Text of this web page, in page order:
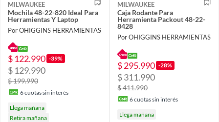
MILWAUKEE
Mochila 48-22-820 Ideal Para
Herramientas Y Laptop
Por OHIGGINS HERRAMIENTAS
$ 122.990 -39%
$ 129.990
$ 199.990
6cuotas sin interés
Llega mañana
Retira mañana
MILWAUKEE
Caja Rodante Para
Herramienta Packout 48-22-
8428
Por OHIGGINS HERRAMIENTAS
$ 295.990 -28%
$ 311.990
$ 411.990
6cuotas sin interés
Llega mañana